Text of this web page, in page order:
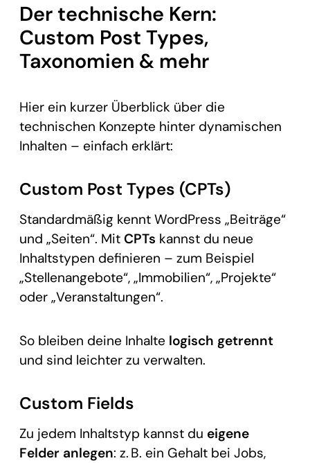
Der technische Kern:
Custom Post Types,
Taxonomien & mehr
Hier ein kurzer Überblick über die
technischen Konzepte hinter dynamischen
Inhalten – einfach erklärt:
Custom Post Types (CPTs)
Standardmäßig kennt WordPress „Beiträge“
und „Seiten“. Mit CPTs kannst du neue
Inhaltstypen definieren – zum Beispiel
„Stellenangebote“, „Immobilien“, „Projekte“
oder „Veranstaltungen“.
So bleiben deine Inhalte logisch getrennt
und sind leichter zu verwalten.
Custom Fields
Zu jedem Inhaltstyp kannst du eigene
Felder anlegen: z. B. ein Gehalt bei Jobs,